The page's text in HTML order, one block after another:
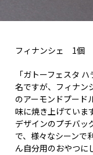
フィナンシェ 1個
「ガトーフェスタ
名ですが、フィナン
のアーモンドプード
味に焼き上げていま
デザインのプチバッ
で、様々なシーンで
ん自分用のおやつに